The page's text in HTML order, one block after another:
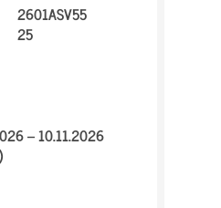
2601ASV55
25
– 10.11.2026